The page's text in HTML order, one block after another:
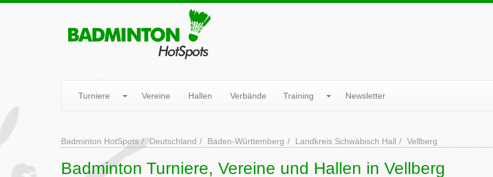
Turniere Vereine Hallen Verbände Training Newsletter
Badminton HotSpots Deutschland Baden-Württemberg Landkreis Schwäbisch Hall Vellberg
Badminton Turniere, Vereine und Hallen in Vellberg